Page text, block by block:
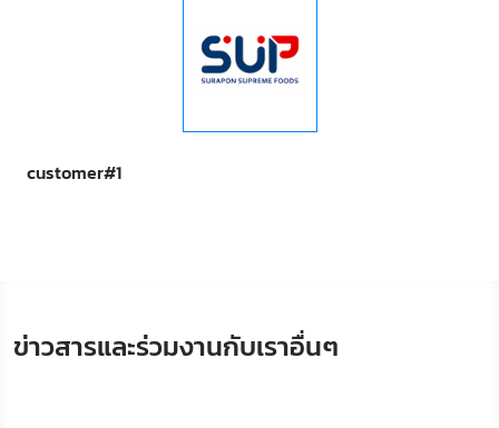
customer#1
ข่าวสารและร่วมงานกับเราอื่นๆ